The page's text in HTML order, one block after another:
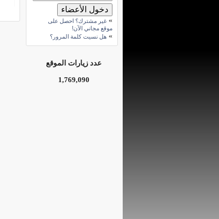
» غير مشترك؟ احصل على
موقع مجاني الآن!
» هل نسيت كلمة المرور؟
عدد زيارات الموقع
1,769,090